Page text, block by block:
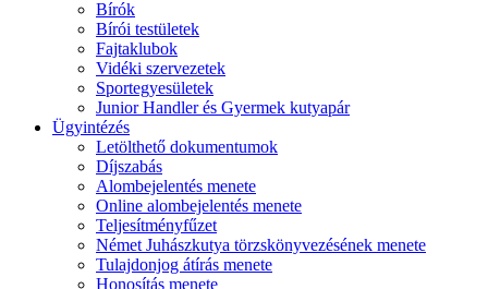
Bírók
Bírói testületek
Fajtaklubok
Vidéki szervezetek
Sportegyesületek
Junior Handler és Gyermek kutyapár
Ügyintézés
Letölthető dokumentumok
Díjszabás
Alombejelentés menete
Online alombejelentés menete
Teljesítményfűzet
Német Juhászkutya törzskönyvezésének menete
Tulajdonjog átírás menete
Honosítás menete